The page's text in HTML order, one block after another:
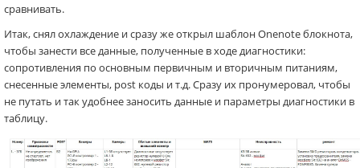
сравнивать.
Итак, снял охлаждение и сразу же открыл шаблон Onenote блокнота,
чтобы занести все данные, полученные в ходе диагностики:
сопротивления по основным первичным и вторичным питаниям,
снесенные элементы, post коды и т.д. Сразу их пронумеровал, чтобы
не путать и так удобнее заносить данные и параметры диагностики в
таблицу.